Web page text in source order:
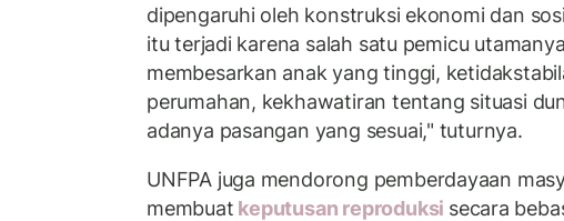
dipengaruhi oleh konstruksi ekonomi dan
itu terjadi karena salah satu pemicu
membesarkan anak yang tinggi,
perumahan, kekhawatiran tentang situasi
adanya pasangan yang sesuai," tuturnya.
UNFPA juga mendorong pemberdayaan
membuat keputusan reproduksi secara